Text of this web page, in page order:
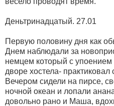
Деньтринадцатый. 27.01
Первую половину дня как
Днем наблюдали за
немцем который с
дворе хостела- практиковал
Вечером сидели на пирсе,
ночной океан и лопали
довольно рано и Маша,